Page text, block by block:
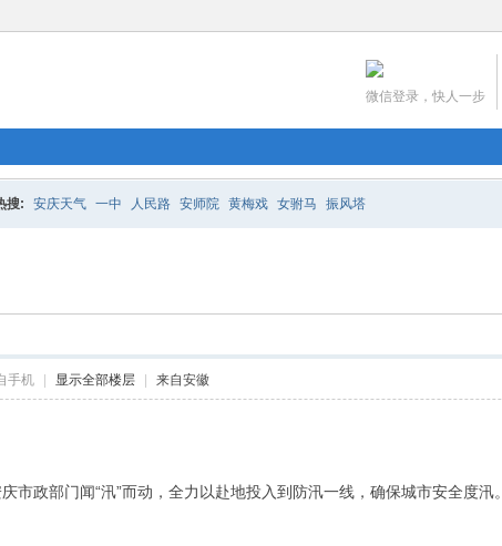
微信登录，快人一步
搜: 安庆天气 一中 人民路 安师院 黄梅戏 女驸马 振风塔
手机 显示全部楼层 来自安徽
市政部门闻“汛”而动，全力以赴地投入到防汛一线，确保城市安全度汛。